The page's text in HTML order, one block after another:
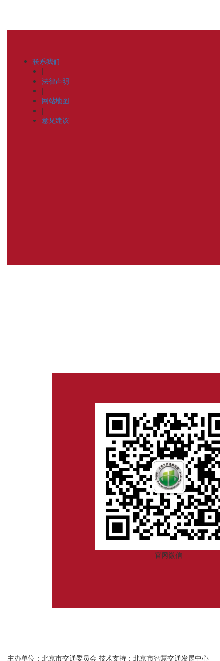
联系我们
|
法律声明
|
网站地图
|
意见建议
官网微信
主办单位：北京市交通委员会 技术支持：北京市智慧交通发展中心